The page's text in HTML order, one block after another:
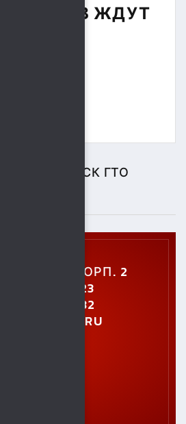
ЖДУТ
ВФСК ГТО
5, КОРП. 2
48-27-23
28-40-32